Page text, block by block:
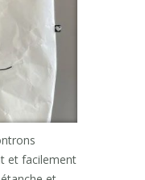
et facilement